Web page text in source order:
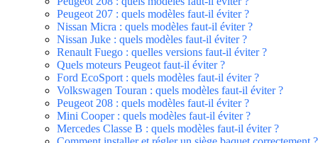
Peugeot 207 : quels modèles faut-il éviter ?
Nissan Micra : quels modèles faut-il éviter ?
Nissan Juke : quels modèles faut-il éviter ?
Renault Fuego : quelles versions faut-il éviter ?
Quels moteurs Peugeot faut-il éviter ?
Ford EcoSport : quels modèles faut-il éviter ?
Volkswagen Touran : quels modèles faut-il éviter ?
Peugeot 208 : quels modèles faut-il éviter ?
Mini Cooper : quels modèles faut-il éviter ?
Mercedes Classe B : quels modèles faut-il éviter ?